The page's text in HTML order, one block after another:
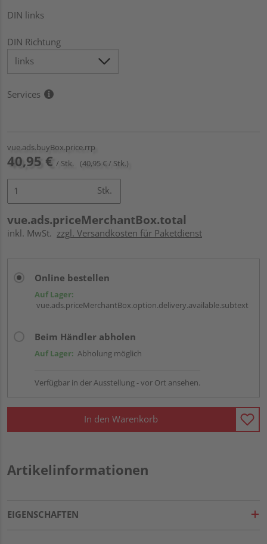
DIN links
DIN Richtung
Services
vue.ads.buyBox.price.rrp
40,95 € / Stk. (40,95 € / Stk.)
Stk.
vue.ads.priceMerchantBox.total
inkl. MwSt. zzgl. Versandkosten für Paketdienst
Online bestellen
Auf Lager:
vue.ads.priceMerchantBox.option.delivery.available.subtext
Beim Händler abholen
Auf Lager: Abholung möglich
Verfügbar in der Ausstellung - vor Ort ansehen.
In den Warenkorb
Artikelinformationen
EIGENSCHAFTEN